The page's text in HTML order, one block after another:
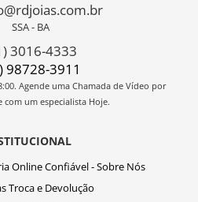
Online Confiável - Sobre Nós
Troca e Devolução
SSA - BA
3016-4333
98728-3911
Agende uma Chamada de Vídeo por
com um especialista Hoje.